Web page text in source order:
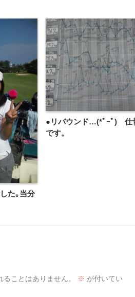
た｡当分
●リバウンド…(*ﾟｰﾟ)ゞ仕
です。
ことはありません。 ※ が付いてい